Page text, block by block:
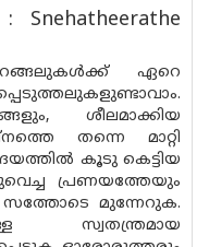
Snehatheerathe
ഏറെ
ശീലമാക്കിയ
തന്നെ മാറ്റി
കൂടു കെട്ടിയ
പ്രണയത്തേയും
സത്തോടെ മുന്നേറുക.
സ്വതന്ത്രമായ